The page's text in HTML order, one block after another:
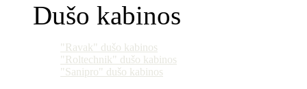
Dušo kabinos
"Ravak" dušo kabinos
"Roltechnik" dušo kabinos
"Sanipro" dušo kabinos